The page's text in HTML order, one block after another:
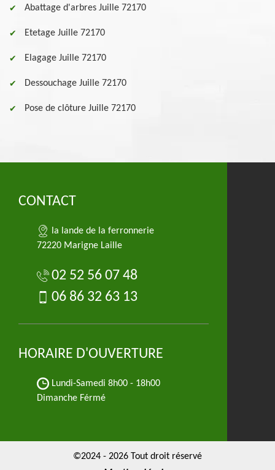
Abattage d'arbres Juille 72170
Etetage Juille 72170
Elagage Juille 72170
Dessouchage Juille 72170
Pose de clôture Juille 72170
CONTACT
la lande de la ferronnerie
72220 Marigne Laille
02 52 56 07 48
06 86 32 63 13
HORAIRE D'OUVERTURE
Lundi-Samedi 8h00 - 18h00
Dimanche Férmé
©2024 - 2026 Tout droit réservé